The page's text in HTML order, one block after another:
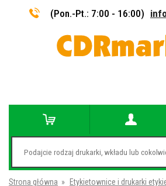
(Pon.-Pt.: 7:00 - 16:00)
Strona główna » Etykietownice i drukarki